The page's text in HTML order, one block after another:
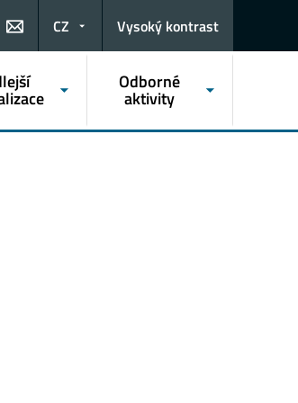
CZ Vysoký kontrast
Odborné
aktivity